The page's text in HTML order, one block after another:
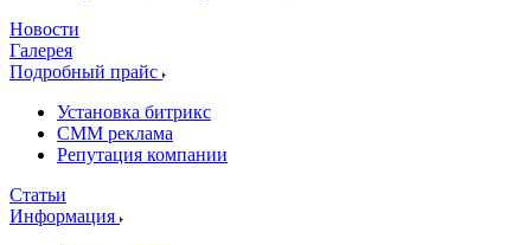
Новости
Галерея
Подробный прайс
Установка битрикс
CMM реклама
Репутация компании
Статьи
Информация